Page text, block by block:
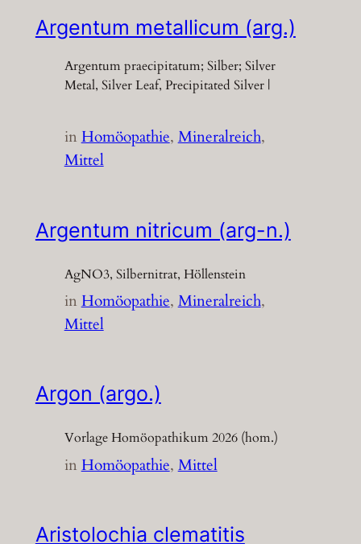
Argentum metallicum (arg.)
Argentum praecipitatum; Silber; Silver
Metal, Silver Leaf, Precipitated Silver |
inHomöopathie, Mineralreich
Mittel
Argentum nitricum (arg-n.)
AgNO3, Silbernitrat, Höllenstein
inHomöopathie, Mineralreich
Mittel
Argon (argo.)
Vorlage Homöopathikum 2026 (hom.)
inHomöopathie, Mittel
Aristolochia clematitis